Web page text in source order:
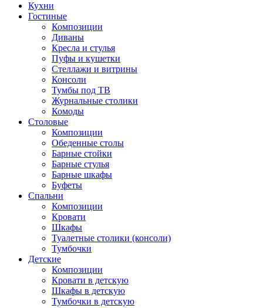
Кухни
Гостиные
Композиции
Диваны
Кресла и стулья
Пуфы и кушетки
Стеллажи и витрины
Консоли
Тумбы под ТВ
Журнальные столики
Комоды
Столовые
Композиции
Обеденные столы
Барные стойки
Барные стулья
Барные шкафы
Буфеты
Спальни
Композиции
Кровати
Шкафы
Туалетные столики (консоли)
Тумбочки
Детские
Композиции
Кровати в детскую
Шкафы в детскую
Тумбочки в детскую